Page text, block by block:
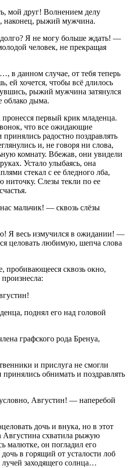
мой друг! Волнением делу
наконец, рыжий мужчина.
Я не могу больше ждать! —
человек, не прекращая
данном случае, от тебя теперь
ей хочется, чтобы всё длилось
рыжий мужчина затянулся
облако дыма.
первый крик младенца.
что все ожидающие
радостно поздравлять
и, не говоря ни слова,
комнату. Вбежав, они увидели
Устало улыбаясь, она
стекал с ее бледного лба,
ниточку. Слезы текли по ее
мальчик! — сквозь слёзы
Я весь измучился в ожидании! —
целовать любимую, шепча слова
пробивающееся сквозь окно,
поднял его над головой
а графского рода Бренуа,
и прислуга не смогли
принялись обнимать и поздравлять
Августин! — наперебой
дочь и внука, но в этот
Августина схватила рыжую
малютке, он погладил его
в горящий от усталости лоб
заходящего солнца…